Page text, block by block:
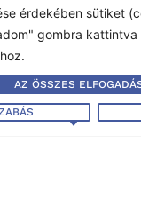
érdekében sütiket
gombra kattintva
AZ ÖSSZES
Szekció
- 2024
- 2023
- 2022